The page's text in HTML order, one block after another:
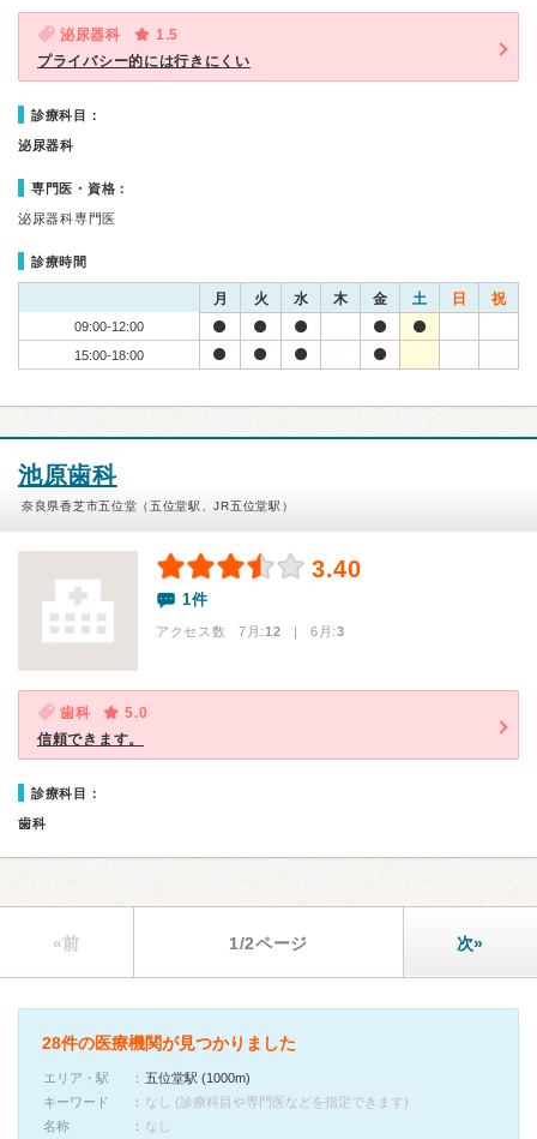
泌尿器科
1.5
プライバシー的には行きにくい
診療科目：
泌尿器科
専門医・資格：
泌尿器科専門医
診療時間
月 火 水 木 金 土 日 祝
09:00-12:00
15:00-18:00
池原歯科
奈良県香芝市五位堂（五位堂駅、JR五位堂駅）
3.40
1件
アクセス数 7月:12 | 6月:3
歯科
5.0
信頼できます。
診療科目：
歯科
«前 1/2ページ 次»
28件の医療機関が見つかりました
エリア・駅
五位堂駅 (1000m)
キーワード
なし (診療科目や専門医などを指定できます)
名称
なし